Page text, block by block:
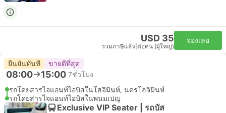
USD 35
รวมภาษีแล้ว ต่อคน (ผู้ใหญ่)
จองเลย
ยืนยันทันที ขายดีที่สุด
08:00 15:00 7ชั่วโมง
รถโดยสารไจแอนท์ไอบิสในโฮจิมินห์, นครโฮจิมินห์
รถโดยสารไจแอนท์ไอบิสในพนมเปญ
Exclusive VIP Seater | รถบัส